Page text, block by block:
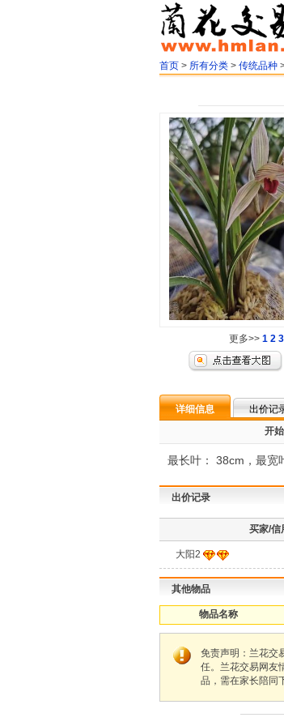
首页 > 所有分类 > 传统品种
更多>> 1 2 3
详细信息 出价记
开
最长叶： 38cm，最宽
出价记录
买家/信
大阳2
其他物品
物品名称
免责声明：兰花交
任。兰花交易网友
品，需在家长陪同